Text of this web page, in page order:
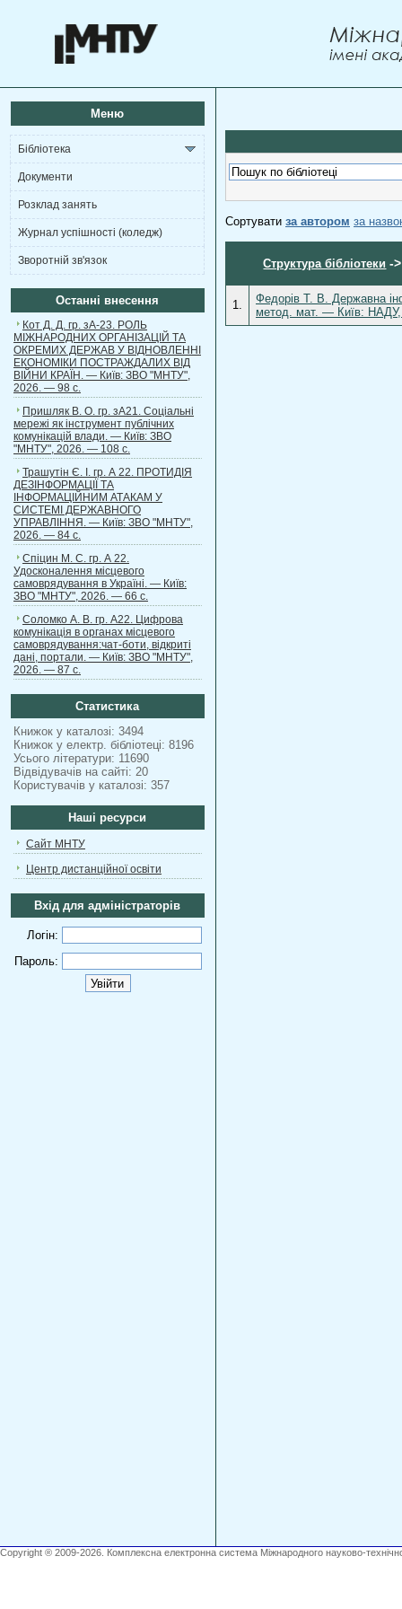
Меню
Бібліотека
Документи
Розклад занять
Журнал успішності (коледж)
Зворотній зв'язок
Останні внесення
Кот Д. Д. гр. зА-23. РОЛЬ
МІЖНАРОДНИХ ОРГАНІЗАЦІЙ ТА
ОКРЕМИХ ДЕРЖАВ У ВІДНОВЛЕННІ
ЕКОНОМІКИ ПОСТРАЖДАЛИХ ВІД
ВІЙНИ КРАЇН. — Київ: ЗВО "МНТУ",
2026. — 98 с.
Пришляк В. О. гр. зА21. Соціальні
мережі як інструмент публічних
комунікацій влади. — Київ: ЗВО
"МНТУ", 2026. — 108 с.
Трашутін Є. І. гр. А 22. ПРОТИДІЯ
ДЕЗІНФОРМАЦІЇ ТА
ІНФОРМАЦІЙНИМ АТАКАМ У
СИСТЕМІ ДЕРЖАВНОГО
УПРАВЛІННЯ. — Київ: ЗВО "МНТУ",
2026. — 84 с.
Спіцин М. С. гр. А 22.
Удосконалення місцевого
самоврядування в Україні. — Київ:
ЗВО "МНТУ", 2026. — 66 с.
Соломко А. В. гр. А22. Цифрова
комунікація в органах місцевого
самоврядування:чат-боти, відкриті
дані, портали. — Київ: ЗВО "МНТУ",
2026. — 87 с.
Статистика
Книжок у каталозі: 3494
Книжок у електр. бібліотеці: 8196
Усього літератури: 11690
Відвідувачів на сайті: 20
Користувачів у каталозі: 357
Наші ресурси
Сайт МНТУ
Центр дистанційної освіти
Вхід для адміністраторів
Логін:
Пароль:
Сортувати за автором за
Структура бібліотеки -
1.
Федорів Т. В. Державна
метод. мат. — Київ:
Copyright ® 2009-2026. Комплексна електронна система Міжнародного науково-